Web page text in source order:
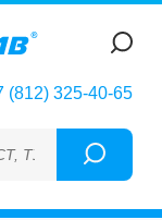
(812) 325-40-65
ГСО, МСО, ОСО,